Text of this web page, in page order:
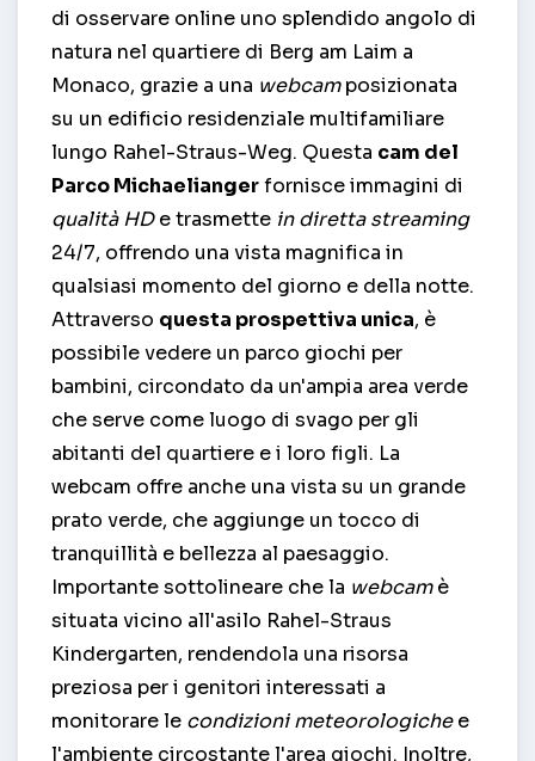
di osservare online uno splendido angolo di
natura nel quartiere di Berg am Laim a
Monaco, grazie a una webcamposizionata
su un edificio residenziale multifamiliare
lungo Rahel-Straus-Weg. Questa cam del
Parco Michaeliangerfornisce immagini di
qualità HDe trasmette in diretta streaming
24/7, offrendo una vista magnifica in
qualsiasi momento del giorno e della notte.
Attraverso questa prospettiva unica, è
possibile vedere un parco giochi per
bambini, circondato da un'ampia area verde
che serve come luogo di svago per gli
abitanti del quartiere e i loro figli. La
webcam offre anche una vista su un grande
prato verde, che aggiunge un tocco di
tranquillità e bellezza al paesaggio.
Importante sottolineare che la webcamè
situata vicino all'asilo Rahel-Straus
Kindergarten, rendendola una risorsa
preziosa per i genitori interessati a
monitorare le condizioni meteorologichee
l'ambiente circostante l'area giochi. Inoltre,